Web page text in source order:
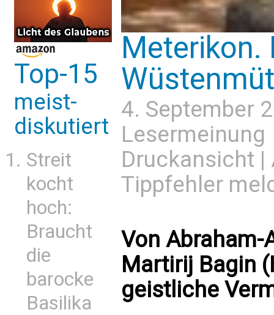
Top-15
meist-
diskutiert
Streit
kocht
hoch:
Braucht
die
barocke
Basilika
Meterikon.
4. September
Lesermeinung
Druckansicht |
Tippfehler
Von Abraham-
Martirij Bagin
geistliche